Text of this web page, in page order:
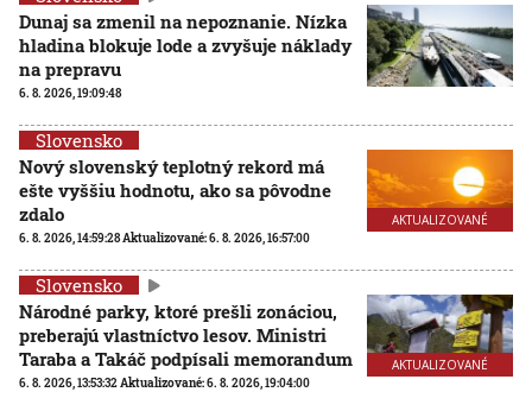
Dunaj sa zmenil na nepoznanie. Nízka
hladina blokuje lode a zvyšuje náklady
na prepravu
6. 8. 2026, 19:09:48
AKTUALIZOVANÉ
Slovensko
Nový slovenský teplotný rekord má
ešte vyššiu hodnotu, ako sa pôvodne
zdalo
6. 8. 2026, 14:59:28Aktualizované:6. 8. 2026, 16:57:00
AKTUALIZOVANÉ
Slovensko
Národné parky, ktoré prešli zonáciou,
preberajú vlastníctvo lesov. Ministri
Taraba a Takáč podpísali memorandum
6. 8. 2026, 13:53:32Aktualizované:6. 8. 2026, 19:04:00